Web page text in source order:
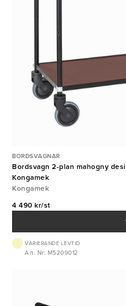
BORDSVAGNAR
Bordsvagn 2-plan mahogny
Kongamek
Kongamek
4 490 kr/st
VARIERANDE LEVTID
Art. Nr: M5209012